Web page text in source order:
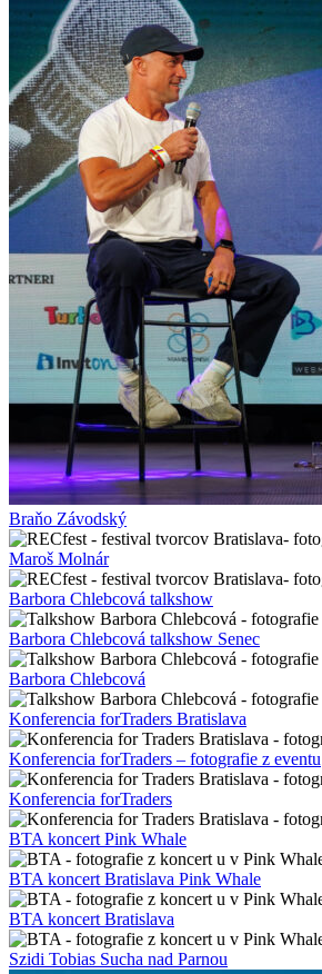
Braňo Závodský
Maroš Molnár
Barbora Chlebcová talkshow
Barbora Chlebcová talkshow Senec
Barbora Chlebcová
Konferencia forTraders Bratislava
Konferencia forTraders – fotografie z eventu
Konferencia forTraders
BTA koncert Pink Whale
BTA koncert Bratislava Pink Whale
BTA koncert Bratislava
Szidi Tobias Sucha nad Parnou